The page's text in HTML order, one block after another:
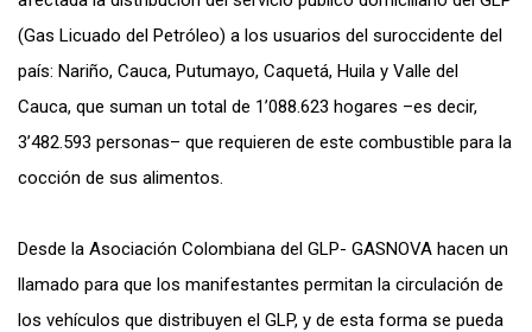
(Gas Licuado del Petróleo) a los usuarios del suroccidente del
país: Nariño, Cauca, Putumayo, Caquetá, Huila y Valle del
Cauca, que suman un total de 1’088.623 hogares –es decir,
3’482.593 personas– que requieren de este combustible para la
cocción de sus alimentos.
Desde la Asociación Colombiana del GLP- GASNOVA hacen un
llamado para que los manifestantes permitan la circulación de
los vehículos que distribuyen el GLP, y de esta forma se pueda